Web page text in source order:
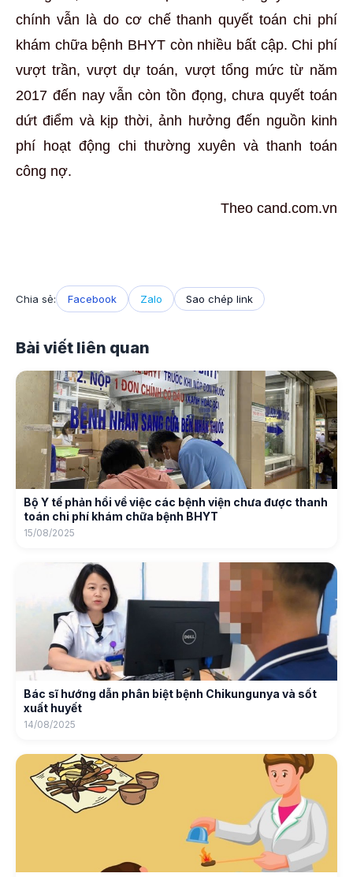
chính vẫn là do cơ chế thanh quyết toán chi phí
khám chữa bệnh BHYT còn nhiều bất cập. Chi phí
vượt trần, vượt dự toán, vượt tổng mức từ năm
2017 đến nay vẫn còn tồn đọng, chưa quyết toán
dứt điểm và kịp thời, ảnh hưởng đến nguồn kinh
phí hoạt động chi thường xuyên và thanh toán
công nợ.
Theo cand.com.vn
Chia sẻ: Facebook Zalo Sao chép link
Bài viết liên quan
Bộ Y tế phản hồi về việc các bệnh viện chưa được thanh
toán chi phí khám chữa bệnh BHYT
15/08/2025
Bác sĩ hướng dẫn phân biệt bệnh Chikungunya và sốt
xuất huyết
14/08/2025